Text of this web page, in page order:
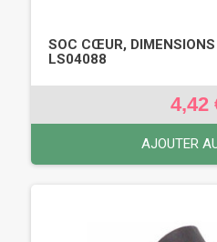
SOC CŒUR,
LS04088
4,42
AJOUTER